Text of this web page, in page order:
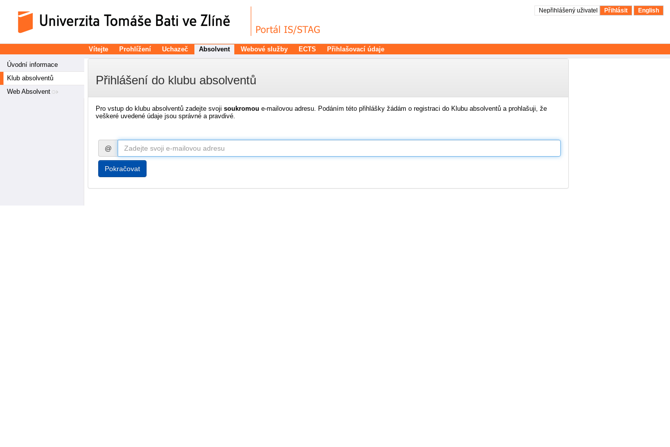
Nepřihlášený uživatel Přihlásit English
Vítejte Prohlížení Uchazeč Absolvent Webové služby ECTS Přihlašovací údaje
Úvodní informace
Klub absolventů
Web Absolvent
Přihlášení do klubu absolventů
Pro vstup do klubu absolventů zadejte svoji soukromou e-mailovou adresu. Podáním této přihlášky žádám o registraci do Klubu absolventů a prohlašuji, že
veškeré uvedené údaje jsou správné a pravdivé.
@
Pokračovat